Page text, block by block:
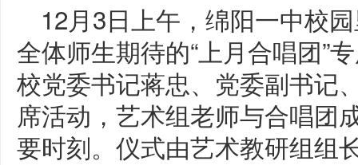
12月3日上午，绵阳一中校
全体师生期待的“上月合唱团”
校党委书记蒋忠、党委副书记
席活动，艺术组老师与合唱团
要时刻。仪式由艺术教研组组